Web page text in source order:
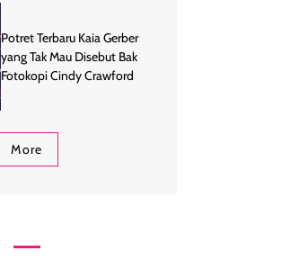
Potret Terbaru Kaia Gerber
yang Tak Mau Disebut Bak
Fotokopi Cindy Crawford
More